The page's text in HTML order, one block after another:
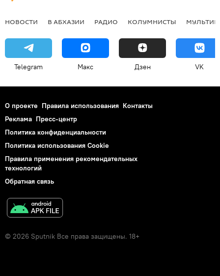
НОВОСТИ В АБХАЗИИ РАДИО КОЛУМНИСТЫ
Telegram Макс Дзен VK
О проекте Правила использования Контакты
Реклама Пресс-центр
Политика конфиденциальности
Политика использования Cookie
Правила применения рекомендательных
технологий
Обратная связь
© 2026 Sputnik Все права защищены. 18+